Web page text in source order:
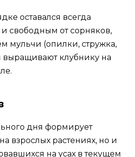
оставался всегда
свободным от сорняков,
мульчи (опилки, стружка,
клубнику на
дня формирует
взрослых растениях, но и
на усах в текущем